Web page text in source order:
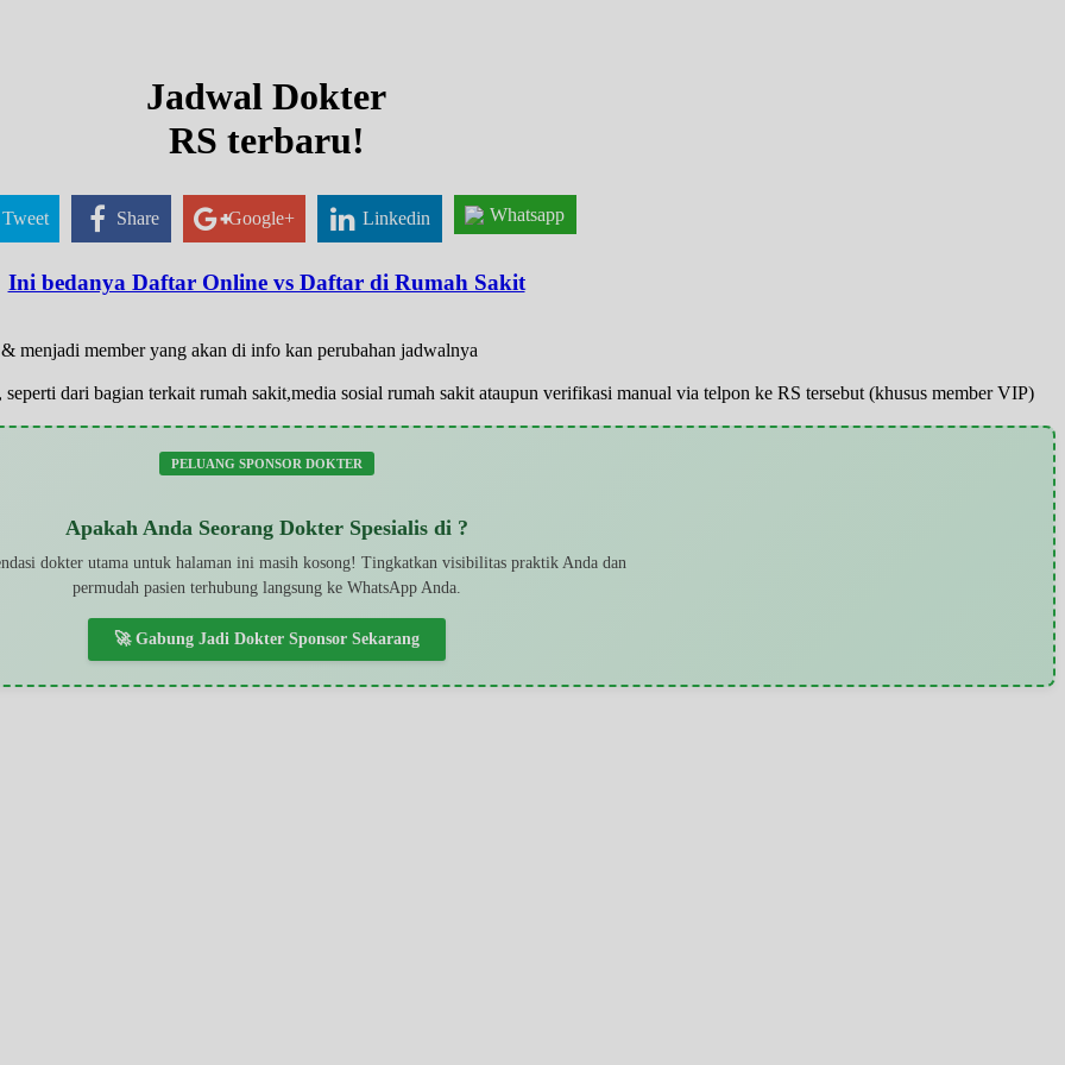
Jadwal Dokter
RS terbaru!
Tweet Share Google+ Linkedin Whatsapp
Ini bedanya Daftar Online vs Daftar di Rumah Sakit
menjadi member yang akan di info kan perubahan jadwalnya
dari bagian terkait rumah sakit,media sosial rumah sakit ataupun verifikasi manual via telpon ke RS tersebut (khusus member VIP)
PELUANG SPONSOR DOKTER
Apakah Anda Seorang Dokter Spesialis di ?
dokter utama untuk halaman ini masih kosong! Tingkatkan visibilitas praktik Anda dan
permudah pasien terhubung langsung ke WhatsApp Anda.
🚀 Gabung Jadi Dokter Sponsor Sekarang